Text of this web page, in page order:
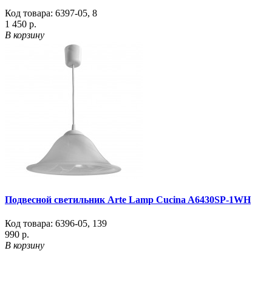
Код товара: 6397-05, 8
1 450 р.
В корзину
Подвесной светильник Arte Lamp Cucina A6430SP-1WH
Код товара: 6396-05, 139
990 р.
В корзину